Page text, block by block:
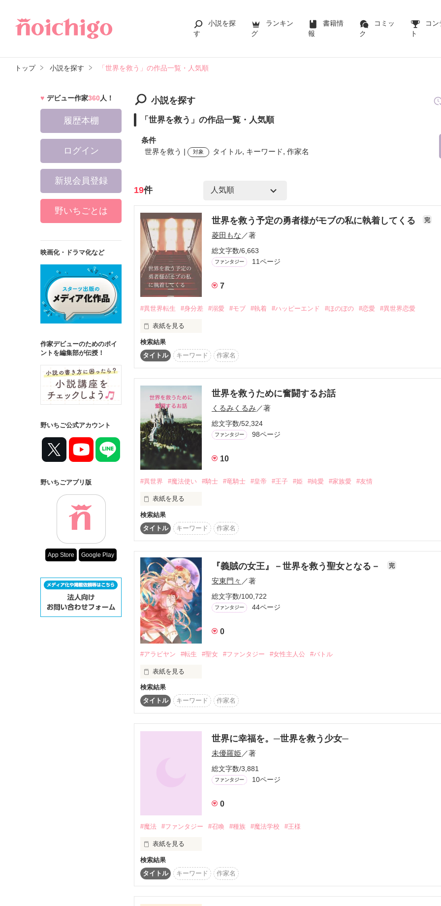
小説を探
す
ランキン
グ
書籍情
報
コミッ
ク
コ
ト
トップ 小説を探す 「世界を救う」の作品一覧・人気順
小説を探す
「世界を救う」の作品一覧・人気順
条件
世界を救う |
対象 タイトル, キーワード, 作家名
検索ワード
詳しく検索
検索対象
タイトル
ジャンル
ステータス
全て
完結
作品の長さ
長編
中編 短編
コンテスト
超短編で謎をしかけろ！100文字ミステリーコンテスト
復刻！夏の野いちごビギナーズ応援コンテスト～中・長編チャレンジ！～
200文字でゾッ！こわい短編コンテスト
スターツ出版小説投稿サイト合同企画「1話からの長編大賞」野いちご！会場
その他の条件
動画あり
19件
世界を救う予定の勇者様がモブの私に執着してくる 完
菱田もな ／著
総文字数/6,663
ファンタジー 11ページ
7
#異世界転生 #身分差 #溺愛 #モブ #執着 #ハッピーエンド #ほのぼの #恋愛 #異世界恋愛
表紙を見る
「モブに執着する勇者様なんて聞いたことないんですけど！」
検索結果
タイトル
キーワード 作家名
世界を救うために奮闘するお話
くるみくるみ ／著
総文字数/52,324
ファンタジー 98ページ
10
#異世界 #魔法使い #騎士 #竜騎士 #皇帝 #王子 #姫 #純愛 #家族愛 #友情
表紙を見る
世界は1人では救えない。
恋人、家族、仲間、友人、、、
1人はみんなのために、みんなは1人のために
アリシア大陸　アルク帝国
魔法使いの国メリディ
姫リコット・メリディ
王子リチャード・メリディ
アルク帝国
騎士と軍師の一族
皇帝の末娘　　　ルーシア・アルク
竜騎士の国ジグン
姫メイファン・ジグン
王子ローハン・ジグン
200年前のあの忌まわしき大戦争。
歴史は繰り返すのはなぜか？
自分達の世界を救うために奮闘するお話。
検索結果
タイトル
キーワード 作家名
『義賊の女王』－世界を救う聖女となる－ 完
安東門々 ／著
総文字数/100,722
ファンタジー 44ページ
0
#アラビヤン #転生 #聖女 #ファンタジー #女性主人公 #バトル
表紙を見る
ある不慮の事故で命を無くした冴木　美鈴は、目が覚めるとなぜか見知らぬ世界に転生してい
そして、聖女の家系として生まれレイナ・アストレアとして育てられ、現代の知識を受け継ぎ
でていく。
そして、あることをきっかけに初代聖女の力も手に入れることとなった。
「私のこの力があれば……」
そう考えた彼女は、世直しをするために自ら聖女の地位を捨て、世直しを始める‼
検索結果
タイトル
キーワード 作家名
世界に幸福を。─世界を救う少女─
未優羅姫／著
総文字数/3,881
ファンタジー 10ページ
0
#魔法 #ファンタジー #召喚 #種族 #魔法学校 #王様
表紙を見る
検索結果
タイトル
キーワード 作家名
デビュー作家360人！
履歴本棚
ログイン
新規会員登録
野いちごとは
映画化・ドラマ化など
作家デビューのためのポイ
ントを編集部が伝授！
野いちご公式アカウント
野いちごアプリ版
App Store Google Play